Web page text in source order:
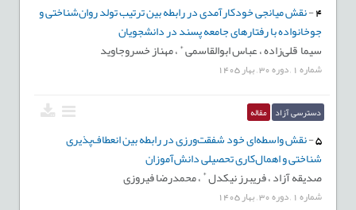
4
-نقش میانجی خودکارآمدی در رابطه‌ بین ترتیب تولد روان‌شناختی و
جوخانواده با رفتارهای جامعه پسند در دانشجویان
سیما قلی‌زاده ،عباس ابوالقاسمی ،مهناز خسروجاوید
شماره1 دوره30
,بهار1405
دسترسی آزاد مقاله
5
-نقش واسطه‌ای خود شفقت‌‌ورزی در رابطه بین انعطاف‌‌پذیری
شناختی و اهمال‌کاری تحصیلی دانش‌آموزان
صدیقه آزاد ،فریبرز نیکدل ،محمدرضا فیروزی
شماره1 دوره30
,بهار1405